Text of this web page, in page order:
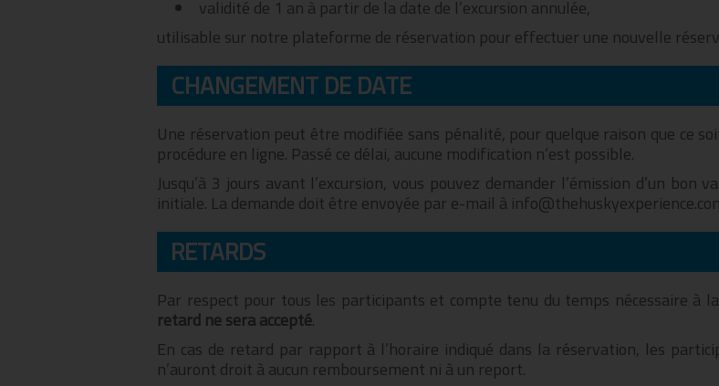
validité de 1 an à partir de la date de l’excursion annulée,
utilisable sur notre plateforme de réservation pour effectuer une nouvelle
CHANGEMENT DE DATE
Une réservation peut être modifiée sans pénalité, pour quelque raison que ce
procédure en ligne. Passé ce délai, aucune modification n’est possible.
Jusqu’à 3 jours avant l’excursion, vous pouvez demander l’émission d’un
initiale. La demande doit être envoyée par e-mail à
RETARDS
Par respect pour tous les participants et compte tenu du temps nécessaire à
retard ne sera accepté.
En cas de retard par rapport à l’horaire indiqué dans la réservation, les
n’auront droit à aucun remboursement ni à un report.